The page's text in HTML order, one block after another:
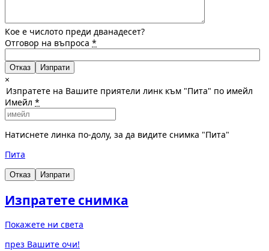
Кое е числото преди дванадесет?
Отговор на въпроса *
Отказ
×
Изпратете на Вашите приятели линк към "Пита" по имейл
Имейл *
Натиснете линка по-долу, за да видите снимка "Пита"
Пита
Отказ Изпрати
Изпратете снимка
Покажете ни света
през Вашите очи!